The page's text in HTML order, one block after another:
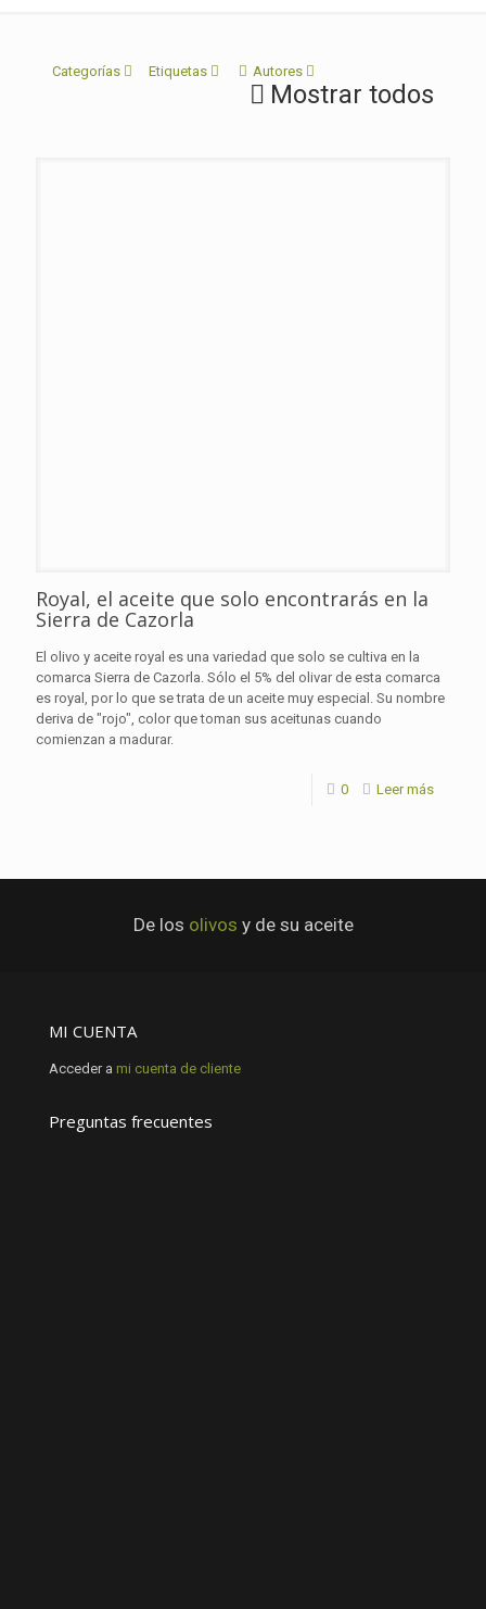
Categorías Etiquetas Autores
Mostrar todos
Royal, el aceite que solo encontrarás en la
Sierra de Cazorla
El olivo y aceite royal es una variedad que solo se cultiva en la
comarca Sierra de Cazorla. Sólo el 5% del olivar de esta comarca
es royal, por lo que se trata de un aceite muy especial. Su nombre
deriva de "rojo", color que toman sus aceitunas cuando
comienzan a madurar.
0 Leer más
De los olivos y de su aceite
MI CUENTA
Acceder a mi cuenta de cliente
Preguntas frecuentes